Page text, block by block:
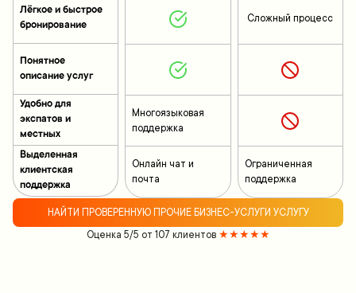
Лёгкое и быстрое
бронирование
Понятное
описание услуг
Удобно для
экспатов и
местных
Выделенная
клиентская
поддержка
Многоязыковая
поддержка
Онлайн чат и
почта
Сложный процесс
Ограниченная
поддержка
НАЙТИ ПРОВЕРЕННУЮ ПРОЧИЕ БИЗНЕС-УСЛУГИ УСЛУГУ
Оценка 5/5 от 107 клиентов ★★★★★